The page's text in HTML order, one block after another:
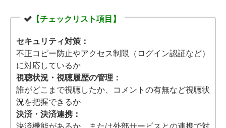
【チェックリスト項目】
セキュリティ対策：
不正コピー防止やアクセス制限（ログイン認証など）
に対応しているか
視聴状況・視聴履歴の管理：
誰がどこまで視聴したか、コメントの有無など視聴状
況を把握できるか
決済・決済連携：
決済機能があるか、または外部サービスとの連携で対